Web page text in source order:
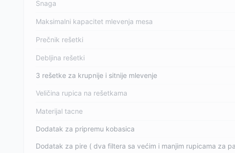
Snaga
Maksimalni kapacitet mlevenja mesa
Prečnik rešetki
Debljina rešetki
3 rešetke za krupnije i sitnije mlevenje
Veličina rupica na rešetkama
Materijal tacne
Dodatak za pripremu kobasica
Dodatak za pire ( dva filtera sa većim i manjim rupicama za